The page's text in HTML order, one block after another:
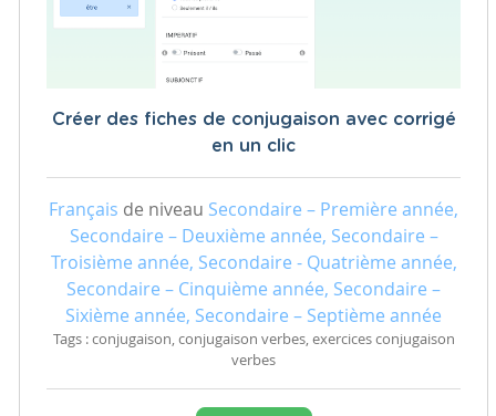
Créer des fiches de conjugaison avec corrigé
en un clic
Français de niveau Secondaire – Première année,
Secondaire – Deuxième année, Secondaire –
Troisième année, Secondaire - Quatrième année,
Secondaire – Cinquième année, Secondaire –
Sixième année, Secondaire – Septième année
Tags : conjugaison, conjugaison verbes, exercices conjugaison
verbes